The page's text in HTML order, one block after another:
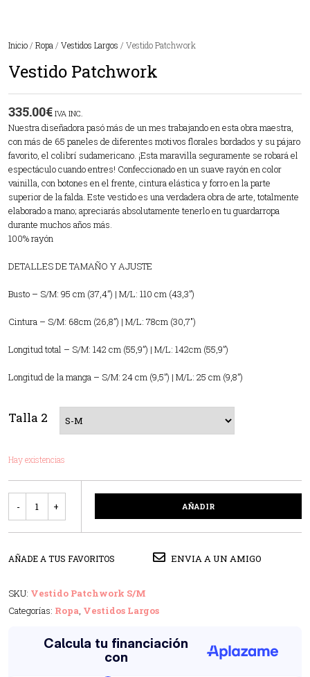
Inicio / Ropa / Vestidos Largos / Vestido Patchwork
Vestido Patchwork
335.00€ IVA INC.
Nuestra diseñadora pasó más de un mes trabajando en esta obra maestra,
con más de 65 paneles de diferentes motivos florales bordados y su pájaro
favorito, el colibrí sudamericano. ¡Esta maravilla seguramente se robará el
espectáculo cuando entres! Confeccionado en un suave rayón en color
vainilla, con botones en el frente, cintura elástica y forro en la parte
superior de la falda. Este vestido es una verdadera obra de arte, totalmente
elaborado a mano; apreciarás absolutamente tenerlo en tu guardarropa
durante muchos años más.
100% rayón
DETALLES DE TAMAÑO Y AJUSTE
Busto – S/M: 95 cm (37,4”) | M/L: 110 cm (43,3”)
Cintura – S/M: 68cm (26,8”) | M/L: 78cm (30,7″)
Longitud total – S/M: 142 cm (55,9”) | M/L: 142cm (55,9”)
Longitud de la manga – S/M: 24 cm (9,5”) | M/L: 25 cm (9,8”)
Talla 2
Hay existencias
AÑADIR
AÑADE A TUS FAVORITOS ENVIA A UN AMIGO
SKU: Vestido Patchwork S/M
Categorías: Ropa, Vestidos Largos